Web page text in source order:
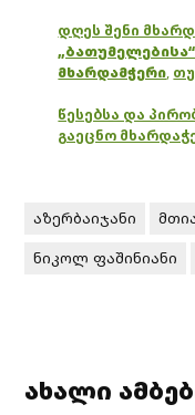
დღეს შენი
მხარდამჭერი,
წესებსა და
გაეცნო
აზერბაიჯანი
ნიკოლ ფაშინიანი
ახალი